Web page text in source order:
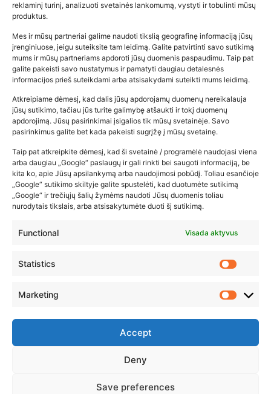
reklaminį turinį, analizuoti svetainės lankomumą, vystyti ir tobulinti mūsų
produktus.
Mes ir mūsų partneriai galime naudoti tikslią geografinę informaciją jūsų
įrenginiuose, jeigu suteiksite tam leidimą. Galite patvirtinti savo sutikimą
mums ir mūsų partneriams apdoroti jūsų duomenis paspaudimu. Taip pat
galite pakeisti savo nustatymus ir pamatyti daugiau detalesnės
informacijos prieš suteikdami arba atsisakydami suteikti mums leidimą.
Atkreipiame dėmesį, kad dalis jūsų apdorojamų duomenų nereikalauja
jūsų sutikimo, tačiau jūs turite galimybę atšaukti ir tokį duomenų
apdorojimą. Jūsų pasirinkimai įsigalios tik mūsų svetainėje. Savo
pasirinkimus galite bet kada pakeisti sugrįžę į mūsų svetainę.
Taip pat atkreipkite dėmesį, kad ši svetainė / programėlė naudojasi viena
arba daugiau „Google“ paslaugų ir gali rinkti bei saugoti informaciją, be
kita ko, apie Jūsų apsilankymą arba naudojimosi pobūdį. Toliau esančioje
„Google“ sutikimo skiltyje galite spustelėti, kad duotumėte sutikimą
„Google“ ir trečiųjų šalių žymėms naudoti Jūsų duomenis toliau
nurodytais tikslais, arba atsisakytumėte duoti šį sutikimą.
Functional Visada aktyvus
Statistics
Marketing
Accept
Deny
Save preferences
Populiariausios parduotuvės
kūdikių tyrelės –…
2026-02-22
© 2023 ZUIKIO RECEPTAI VISOS TEISĖS SAUGOMOS